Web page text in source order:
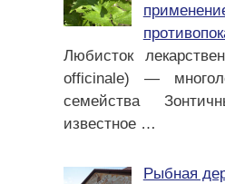
Любисток
officinale) —
семейства
известное …
Рыбная